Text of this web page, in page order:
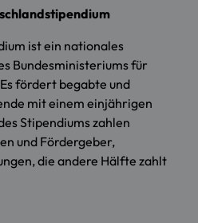
ist ein nationales
Bundesministeriums für
fördert begabte und
mit einem einjährigen
Stipendiums zahlen
und Fördergeber,
die andere Hälfte zahlt